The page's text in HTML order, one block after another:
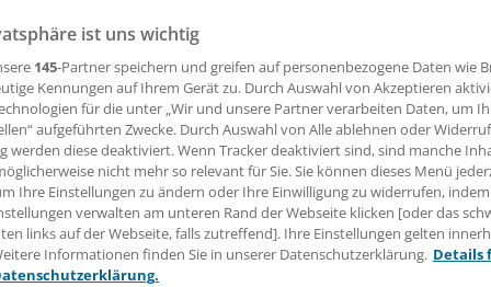
Ärzte sollten immer daran denken, dass
der Fachgrenzen nicht nur die vertragsärztliche Tätigkeit
privatärztlichen Bereich. Darauf macht die
Mitglieder aufmerksam.
Leserin, lieber Leser,
Beitrag können Sie lesen, sobald Sie sich
Jetzt anmelden »
Kostenlos
ist uns wichtig
145-Partner speichern und greifen auf personenbezogene Daten wie
Kennungen auf Ihrem Gerät zu. Durch Auswahl von Akzeptieren
für die unter „Wir und unsere Partner verarbeiten Daten, um
aufgeführten Zwecke. Durch Auswahl von Alle ablehnen oder
werden diese deaktiviert. Wenn Tracker deaktiviert sind, sind manche
nicht mehr so relevant für Sie. Sie können dieses Menü
Ihre Einstellungen zu ändern oder Ihre Einwilligung zu widerrufen,
verwalten am unteren Rand der Webseite klicken [oder das
links auf der Webseite, falls zutreffend]. Ihre Einstellungen gelten
Informationen finden Sie in unserer Datenschutzerklärung. Details